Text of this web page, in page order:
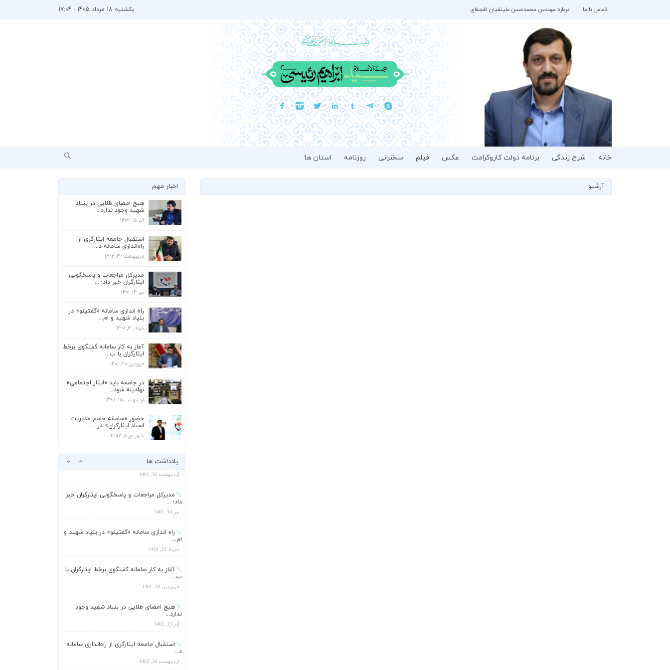
تماس با ما درباره مهندس محمدحسن علینقیان افجه‌ای یکشنبه 18 مرداد 1405 - 17:04
خانه شرح زندگی برنامه دولت کاروکرامت عکس فیلم سخنرانی روزنامه استان ها
آرشیو اخبار مهم
هیچ امضای طلایی در بنیاد
شهید وجود ندارد...
آذر 15, 1402
استقبال جامعه ایثارگری از
راه‌اندازی سامانه د...
اردیبهشت 30, 1402
مدیرکل مراجعات و پاسخگویی
ایثارگران خبر داد؛ ...
تیر 14, 1401
راه اندازی سامانه «گفتینو» در
بنیاد شهید و ام...
خرداد 21, 1401
آغاز به کار سامانه گفتگوی برخط
ایثارگران با ب...
فروردین 30, 1401
در جامعه باید «ایثار اجتماعی»
نهادینه شود...
اردیبهشت 15, 1398
حضور «سامانه جامع مدیریت
اسناد ایثارگران» در ...
شهریور 5, 1397
یادداشت ها
استقبال جامعه ایثارگری از راه‌اندازی سامانه
اردیبهشت 30, 1402
مدیرکل مراجعات و پاسخگویی ایثارگران خبر
تیر 14, 1401
راه اندازی سامانه «گفتینو» در بنیاد شهید و
خرداد 21, 1401
آغاز به کار سامانه گفتگوی برخط ایثارگران با
ب...
فروردین 30, 1401
ندارد...
آذر 15, 1402
د...
اردیبهشت 30, 1402
تیر 14, 1401
خرداد 21, 1401
ب...
فروردین 30, 1401
آذر 15, 1402
اردیبهشت 30, 1402